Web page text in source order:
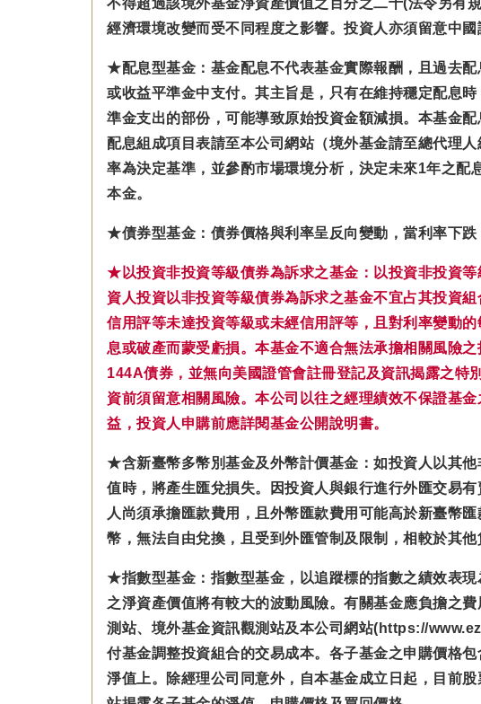
不得超過該境外基金淨資產價值之百分之二十(法令另有規
經濟環境改變而受不同程度之影響。 投資人亦須留意中國
★配息型基金：基金配息不代表基金實際報酬，且過去
或收益平準金中支付。 其主旨是，只有在維持穩定配息
準金支出的部份，可能導致原始投資金額減損。本基金
配息組成項目表請至本公司網站（境外基金請至總代理
率為決定基準，並參酌市場環境分析，決定未來1年之
本金。
★債券型基金：債券價格與利率呈反向變動，當利率下
★以投資非投資等級債券為訴求之基金：以投資非投資
資人投資以非投資等級債券為訴求之基金不宜占其投資
信用評等未達投資等級或未經信用評等，且對利率變動
息或破產而蒙受虧損。本基金不適合無法承擔相關風險
144A債券，並無向美國證管會註冊登記及資訊揭露之特
資前須留意相關風險。本公司以往之經理績效不保證基
益，投資人申購前應詳閱基金公開說明書。
★含新臺幣多幣別基金及外幣計價基金：如投資人以其
值時，將產生匯兌損失。因投資人與銀行進行外匯交易
人尚須承擔匯款費用，且外幣匯款費用可能高於新臺幣
幣，無法自由兌換，且受到外匯管制及限制，相較於其
★指數型基金：指數型基金，以追蹤標的指數之績效表
之淨資產價值將有較大的波動風險。有關基金應負擔之
測站、境外基金資訊觀測站及本公司網站(https://
付基金調整投資組合的交易成本。各子基金之申購價格
淨值上。除經理公司同意外，自本基金成立日起，目前